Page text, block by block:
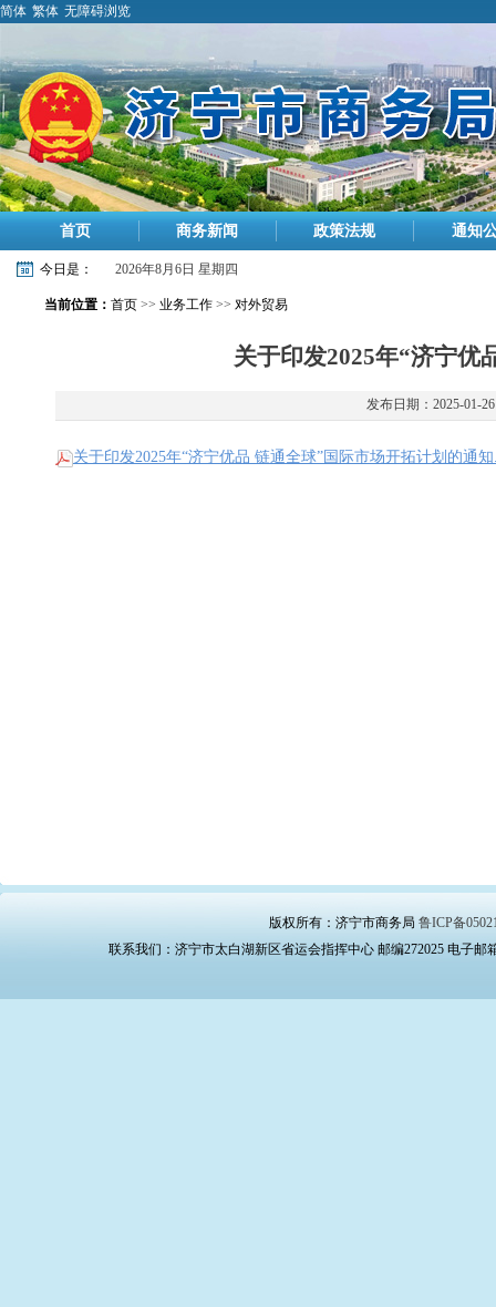
简体 繁体 无障碍浏览
首页 商务新闻 政策法规 通知
今日是： 2026年8月6日 星期四
当前位置： 首页 >> 业务工作 >> 对外贸易
关于印发2025年“济宁优
发布日期：2025-01-26
关于印发2025年“济宁优品 链通全球”国际市场开拓计划的通
版权所有：济宁市商务局鲁ICP备
联系我们：济宁市太白湖新区省运会指挥中心 邮编272025 电子邮